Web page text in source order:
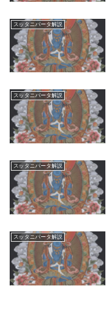
スッタニパータ解説
スッタニパータ解説
スッタニパータ解説
スッタニパータ解説